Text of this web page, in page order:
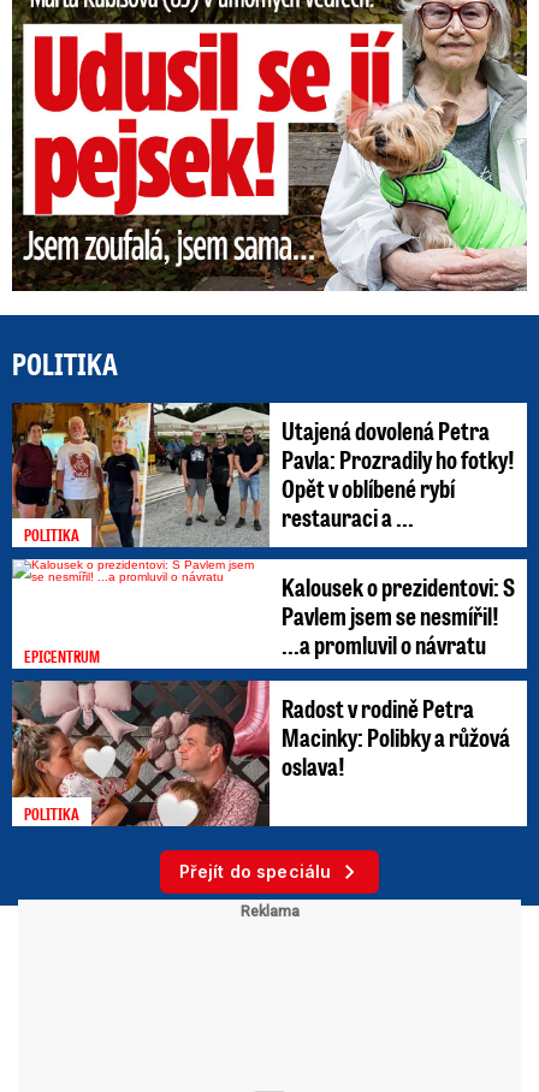
POLITIKA
POLITIKA
Utajená dovolená Petra
Pavla: Prozradily ho fotky!
Opět v oblíbené rybí
restauraci a ...
EPICENTRUM
Kalousek o prezidentovi: S
Pavlem jsem se nesmířil!
...a promluvil o návratu
POLITIKA
Radost v rodině Petra
Macinky: Polibky a růžová
oslava!
Přejít do speciálu